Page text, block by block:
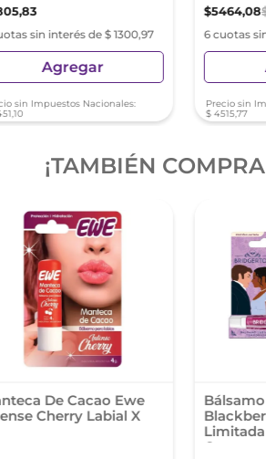
,83
sin interés de $ 1300,97
Agregar
sin Impuestos Nacionales:
,10
$5464,08
6 cuotas
Precio sin
$ 4515,77
¡TAMBIÉN
De Cacao Ewe
Cherry Labial X
Grs